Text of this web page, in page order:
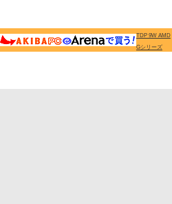
TDP 9W AMD
Gシリーズ